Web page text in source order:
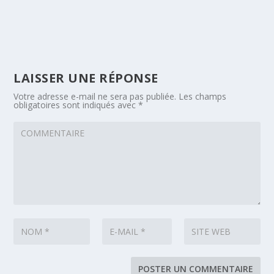
LAISSER UNE RÉPONSE
Votre adresse e-mail ne sera pas publiée. Les champs
obligatoires sont indiqués avec*